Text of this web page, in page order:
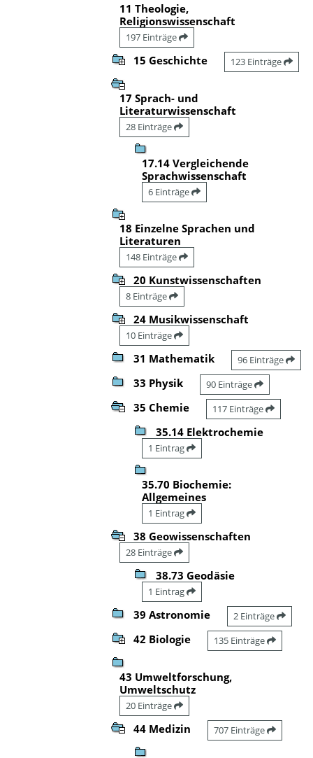
11 Theologie,
Religionswissenschaft
197 Einträge
15 Geschichte 123 Einträge
17 Sprach- und
Literaturwissenschaft
28 Einträge
17.14 Vergleichende
Sprachwissenschaft
6 Einträge
18 Einzelne Sprachen und
Literaturen
148 Einträge
20 Kunstwissenschaften
8 Einträge
24 Musikwissenschaft
10 Einträge
31 Mathematik 96 Einträge
33 Physik 90 Einträge
35 Chemie 117 Einträge
35.14 Elektrochemie
1 Eintrag
35.70 Biochemie:
Allgemeines
1 Eintrag
38 Geowissenschaften
28 Einträge
38.73 Geodäsie
1 Eintrag
39 Astronomie 2 Einträge
42 Biologie 135 Einträge
43 Umweltforschung,
Umweltschutz
20 Einträge
44 Medizin 707 Einträge